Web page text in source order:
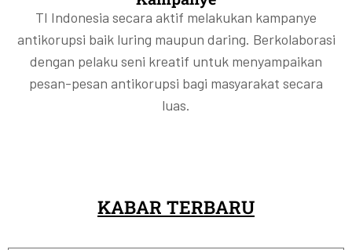
TI Indonesia secara aktif melakukan kampanye
antikorupsi baik luring maupun daring. Berkolaborasi
dengan pelaku seni kreatif untuk menyampaikan
pesan-pesan antikorupsi bagi masyarakat secara
luas.
KABAR TERBARU